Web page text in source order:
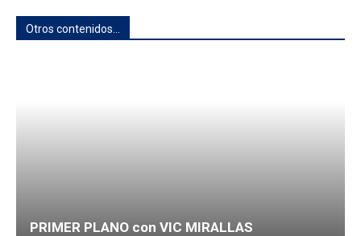
Otros contenidos...
PRIMER PLANO con VIC MIRALLAS